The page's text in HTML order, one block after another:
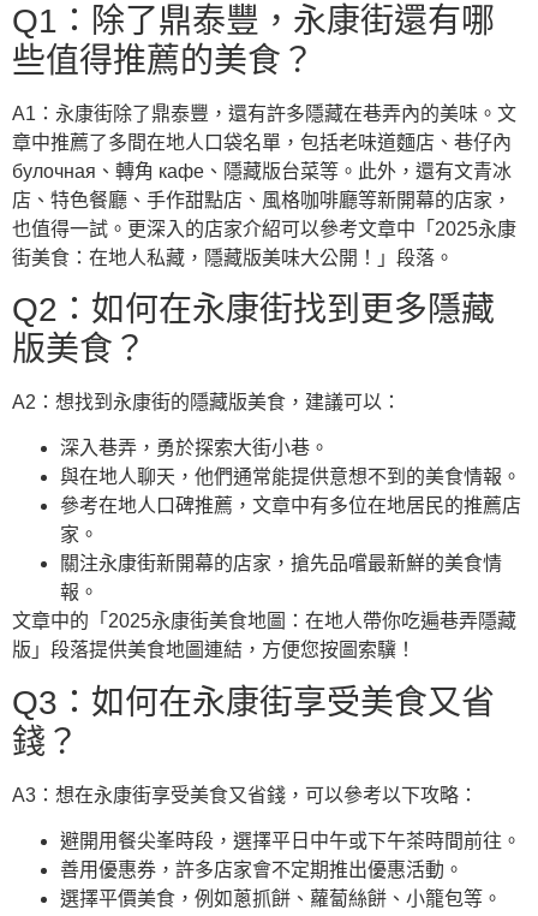
Q1：除了鼎泰豐，永康街還有哪
些值得推薦的美食？
A1：永康街除了鼎泰豐，還有許多隱藏在巷弄內的美味。文
章中推薦了多間在地人口袋名單，包括老味道麵店、巷仔內
булочная、轉角 кафе、隱藏版台菜等。此外，還有文青冰
店、特色餐廳、手作甜點店、風格咖啡廳等新開幕的店家，
也值得一試。更深入的店家介紹可以參考文章中「2025永康
街美食：在地人私藏，隱藏版美味大公開！」段落。
Q2：如何在永康街找到更多隱藏
版美食？
A2：想找到永康街的隱藏版美食，建議可以：
深入巷弄，勇於探索大街小巷。
與在地人聊天，他們通常能提供意想不到的美食情報。
參考在地人口碑推薦，文章中有多位在地居民的推薦店
家。
關注永康街新開幕的店家，搶先品嚐最新鮮的美食情
報。
文章中的「2025永康街美食地圖：在地人帶你吃遍巷弄隱藏
版」段落提供美食地圖連結，方便您按圖索驥！
Q3：如何在永康街享受美食又省
錢？
A3：想在永康街享受美食又省錢，可以參考以下攻略：
避開用餐尖峯時段，選擇平日中午或下午茶時間前往。
善用優惠券，許多店家會不定期推出優惠活動。
選擇平價美食，例如蔥抓餅、蘿蔔絲餅、小籠包等。